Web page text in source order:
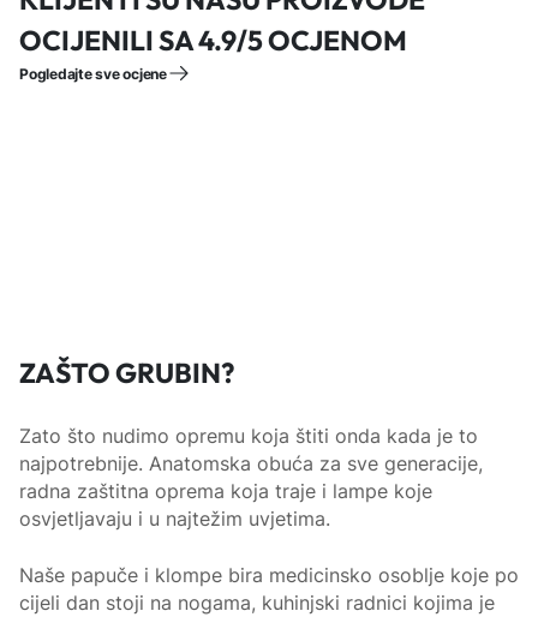
OCIJENILI SA 4.9/5 OCJENOM
Pogledajte sve ocjene
ZAŠTO GRUBIN?
Zato što nudimo opremu koja štiti onda kada je to
najpotrebnije. Anatomska obuća za sve generacije,
radna zaštitna oprema koja traje i lampe koje
osvjetljavaju i u najtežim uvjetima.
Naše papuče i klompe bira medicinsko osoblje koje po
cijeli dan stoji na nogama, kuhinjski radnici kojima je